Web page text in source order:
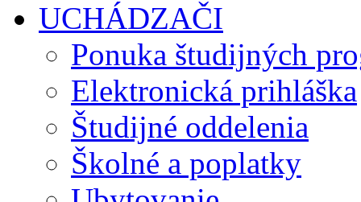
UCHÁDZAČI
Ponuka študijných
Elektronická prihláška
Študijné oddelenia
Školné a poplatky